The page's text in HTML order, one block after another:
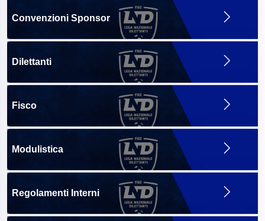
Convenzioni Sponsor
Dilettanti
Fisco
Modulistica
Regolamenti Interni